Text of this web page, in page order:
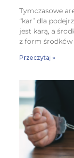
Tymczasowe
“kar” dla
jest karą, a
z form
Przeczytaj »